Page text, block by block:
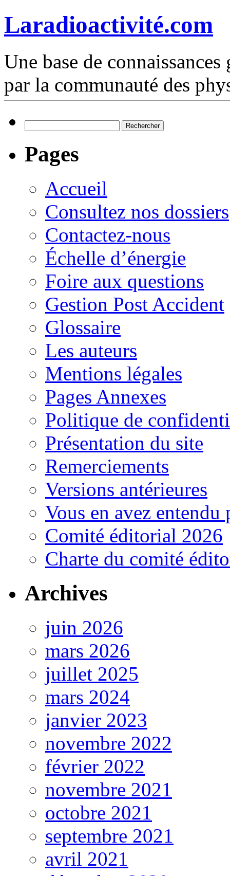
Laradioactivité.com
Une base de
par la communauté des
Pages
Accueil
Consultez nos dossiers
Contactez-nous
Échelle d’énergie
Foire aux questions
Gestion Post Accident
Glossaire
Les auteurs
Mentions légales
Pages Annexes
Politique de
Présentation du site
Remerciements
Versions antérieures
Vous en avez entendu
Comité éditorial 2026
Charte du comité
Archives
juin 2026
mars 2026
juillet 2025
mars 2024
janvier 2023
novembre 2022
février 2022
novembre 2021
octobre 2021
septembre 2021
avril 2021